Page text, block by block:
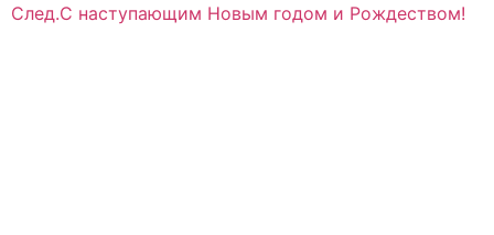
След.С наступающим Новым годом и Рождеством!